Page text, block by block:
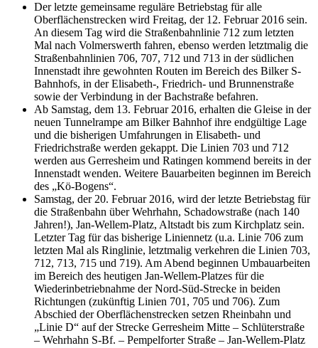
Der letzte gemeinsame reguläre Betriebstag für alle
Oberflächenstrecken wird Freitag, der 12. Februar 2016 sein.
An diesem Tag wird die Straßenbahnlinie 712 zum letzten
Mal nach Volmerswerth fahren, ebenso werden letztmalig die
Straßenbahnlinien 706, 707, 712 und 713 in der südlichen
Innenstadt ihre gewohnten Routen im Bereich des Bilker S-
Bahnhofs, in der Elisabeth-, Friedrich- und Brunnenstraße
sowie der Verbindung in der Bachstraße befahren.
Ab Samstag, dem 13. Februar 2016, erhalten die Gleise in der
neuen Tunnelrampe am Bilker Bahnhof ihre endgültige Lage
und die bisherigen Umfahrungen in Elisabeth- und
Friedrichstraße werden gekappt. Die Linien 703 und 712
werden aus Gerresheim und Ratingen kommend bereits in der
Innenstadt wenden. Weitere Bauarbeiten beginnen im Bereich
des „Kö-Bogens“.
Samstag, der 20. Februar 2016, wird der letzte Betriebstag für
die Straßenbahn über Wehrhahn, Schadowstraße (nach 140
Jahren!), Jan-Wellem-Platz, Altstadt bis zum Kirchplatz sein.
Letzter Tag für das bisherige Liniennetz (u.a. Linie 706 zum
letzten Mal als Ringlinie, letztmalig verkehren die Linien 703,
712, 713, 715 und 719). Am Abend beginnen Umbauarbeiten
im Bereich des heutigen Jan-Wellem-Platzes für die
Wiederinbetriebnahme der Nord-Süd-Strecke in beiden
Richtungen (zukünftig Linien 701, 705 und 706). Zum
Abschied der Oberflächenstrecken setzen Rheinbahn und
„Linie D“ auf der Strecke Gerresheim Mitte – Schlüterstraße
– Wehrhahn S-Bf. – Pempelforter Straße – Jan-Wellem-Platz